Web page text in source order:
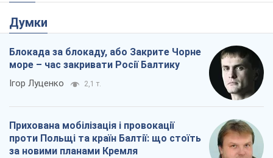
Думки
Блокада за блокаду, або Закрите Чорне
море – час закривати Росії Балтику
Ігор Луценко 2,1 т.
Прихована мобілізація і провокації
проти Польщі та країн Балтії: що стоїть
за новими планами Кремля